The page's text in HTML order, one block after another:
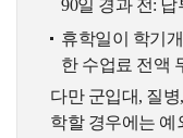
90일 경과 전:
휴학일이 학기
한 수업료 전액
다만 군입대, 질
학할 경우에는 예